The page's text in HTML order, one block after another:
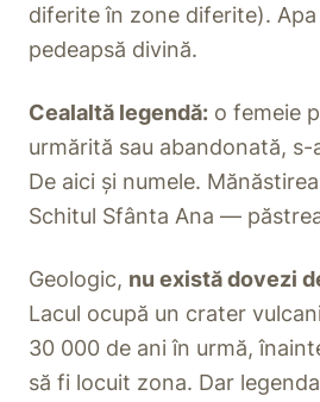
diferite în zone diferite).
pedeapsă divină.
Cealaltă legendă: o femeie
urmărită sau abandonată,
De aici și numele.
Schitul Sfânta Ana —
Geologic, nu există dovezi
Lacul ocupă un crater
30 000 de ani în urmă,
să fi locuit zona. Dar